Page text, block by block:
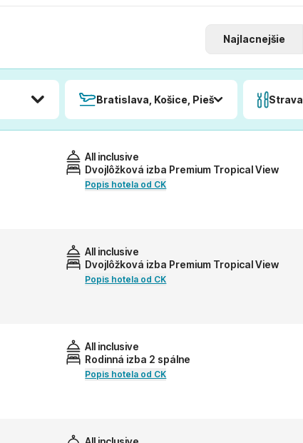
Najlacnejšie
Bratislava, Košice, Piešťany, PopradStrava
All inclusive
Dvojlôžková izba Premium Tropical View
Popis hotela od CK
All inclusive
Dvojlôžková izba Premium Tropical View
Popis hotela od CK
All inclusive
Rodinná izba 2 spálne
Popis hotela od CK